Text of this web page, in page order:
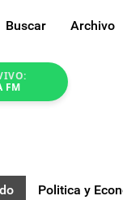
Buscar Archivo
FM
Politica y